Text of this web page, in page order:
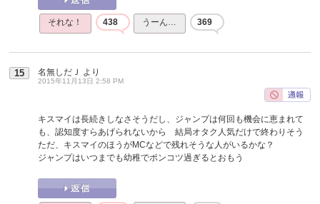
それな！ 438 うーん… 369
15 名無しだＪ より
2015年11月13日 2:58 PM
キスマイは長続きしなさそうだし、ジャンプは何回も機会に恵まれて
も、認知度すらあげられないから 結局オタク人気だけで終わりそう
ただ、キスマイのほうがMCなどで残れそうな人がいるかな？
ジャンプはいつまでも幼稚でポンコツ過ぎるとおもう